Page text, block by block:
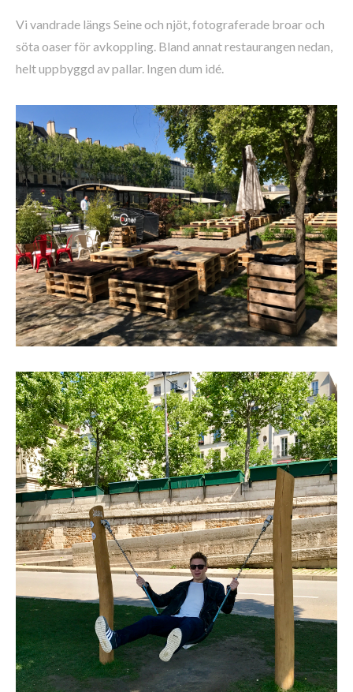
Vi vandrade längs Seine och njöt, fotograferade broar och
söta oaser för avkoppling. Bland annat restaurangen nedan,
helt uppbyggd av pallar. Ingen dum idé.